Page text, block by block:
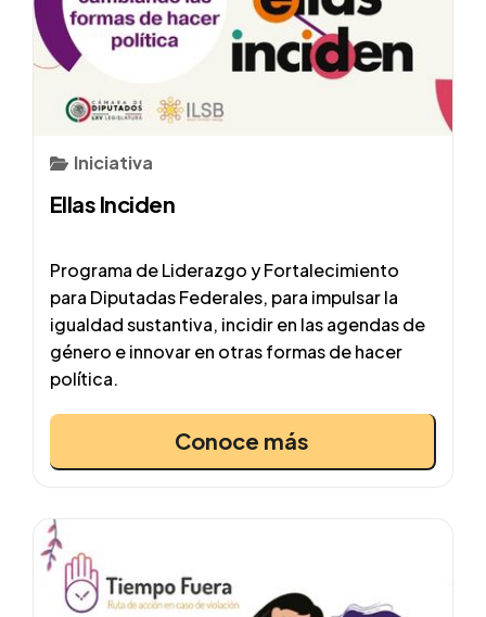
Ellas Inciden
Iniciativa
Programa de Liderazgo y Fortalecimiento
para Diputadas Federales, para impulsar la
igualdad sustantiva, incidir en las agendas de
género e innovar en otras formas de hacer
política.
Conoce más